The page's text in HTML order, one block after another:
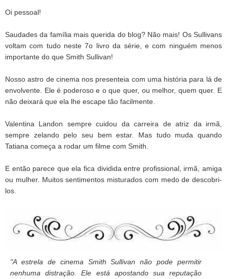
Oi pessoal!
Saudades da família mais querida do blog? Não mais! Os Sullivans
voltam com tudo neste 7o livro da série, e com ninguém menos
importante do que Smith Sullivan!
Nosso astro de cinema nos presenteia com uma história para lá de
envolvente. Ele é poderoso e o que quer, ou melhor, quem quer. E
não deixará que ela lhe escape tão facilmente.
Valentina Landon sempre cuidou da carreira de atriz da irmã,
sempre zelando pelo seu bem estar. Mas tudo muda quando
Tatiana começa a rodar um filme com Smith.
E então parece que ela fica dividida entre profissional, irmã, amiga
ou mulher. Muitos sentimentos misturados com medo de descobri-
los.
"A estrela de cinema Smith Sullivan não pode permitir
nenhuma distração. Ele está apostando sua reputação